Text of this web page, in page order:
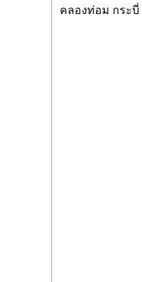
คลองท่อม กระบี่